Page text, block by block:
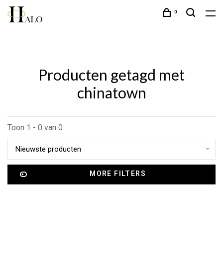
0
Producten getagd met
chinatown
Toon 1 - 0 van 0
Nieuwste producten
MORE FILTERS